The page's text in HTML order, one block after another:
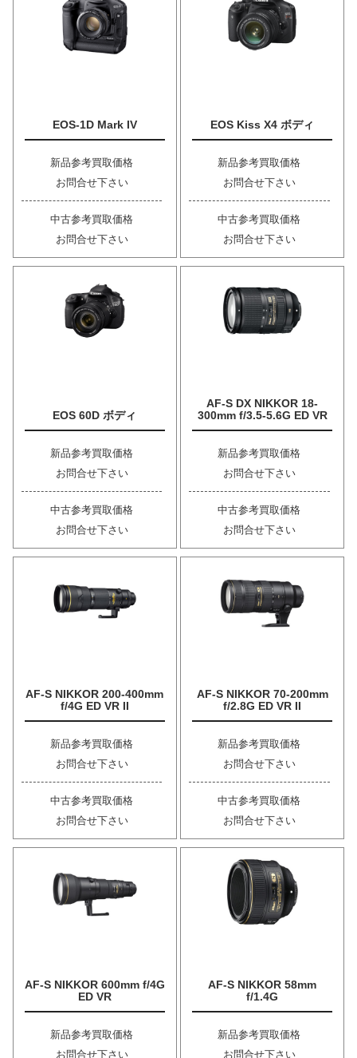
EOS-1D Mark IV
新品参考買取価格
お問合せ下さい
中古参考買取価格
お問合せ下さい
EOS Kiss X4 ボディ
新品参考買取価格
お問合せ下さい
中古参考買取価格
お問合せ下さい
EOS 60D ボディ
新品参考買取価格
お問合せ下さい
中古参考買取価格
お問合せ下さい
AF-S DX NIKKOR 18-
300mm f/3.5-5.6G ED VR
新品参考買取価格
お問合せ下さい
中古参考買取価格
お問合せ下さい
AF-S NIKKOR 200-400mm
f/4G ED VR II
新品参考買取価格
お問合せ下さい
中古参考買取価格
お問合せ下さい
AF-S NIKKOR 70-200mm
f/2.8G ED VR II
新品参考買取価格
お問合せ下さい
中古参考買取価格
お問合せ下さい
AF-S NIKKOR 600mm f/4G
ED VR
新品参考買取価格
お問合せ下さい
AF-S NIKKOR 58mm
f/1.4G
新品参考買取価格
お問合せ下さい